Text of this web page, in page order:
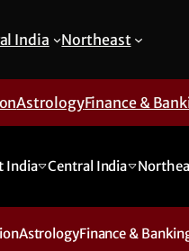
India Northeast
AstrologyFinance &
India Central India
AstrologyFinance &